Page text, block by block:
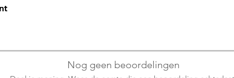
Nog geen beoordelingen